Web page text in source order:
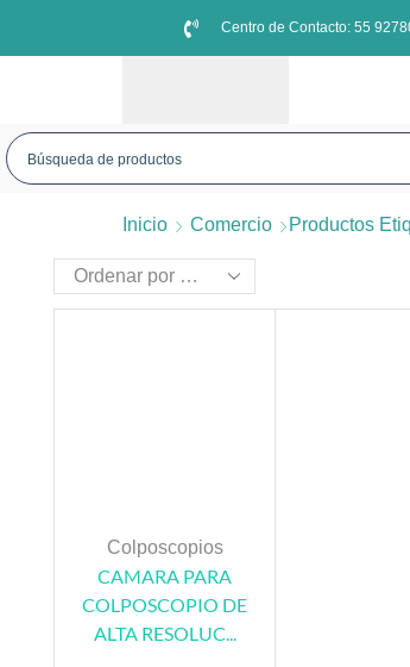
Centro de Contacto: 55
Inicio Comercio Productos
Colposcopios
CAMARA PARA
COLPOSCOPIO DE
ALTA RESOLUC...